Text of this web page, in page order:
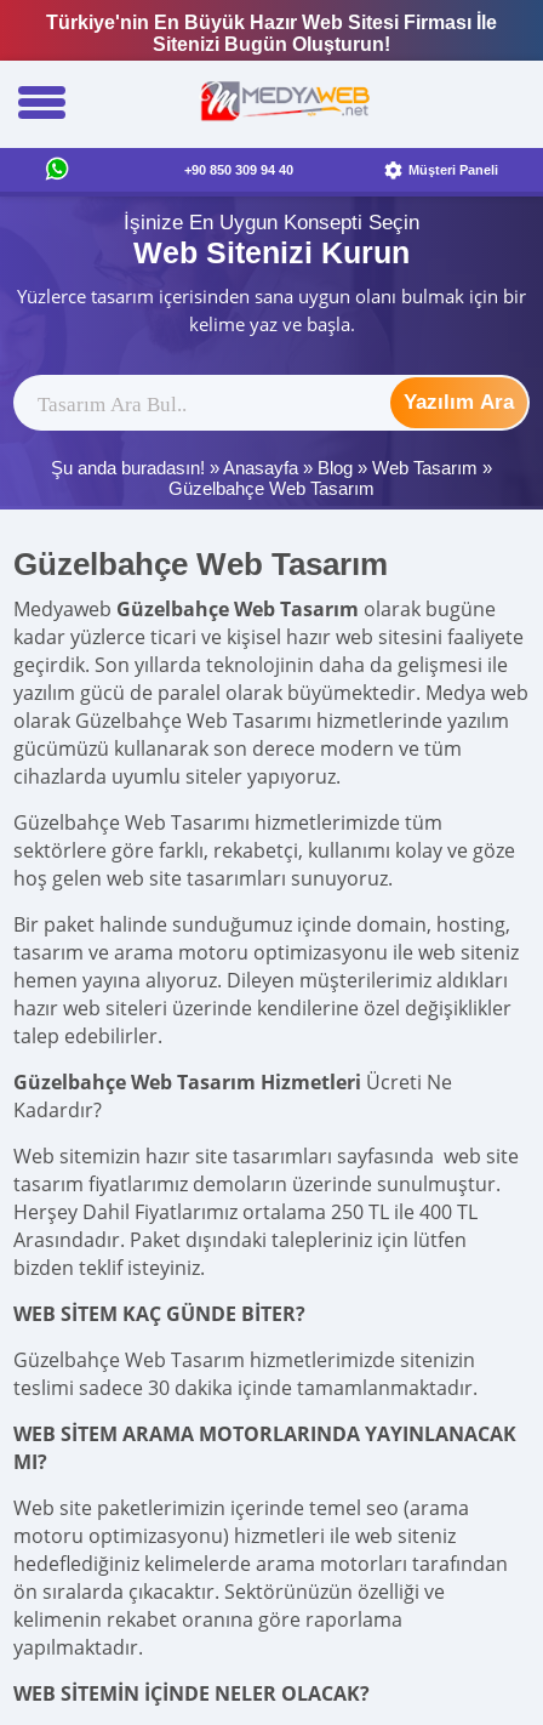
Türkiye'nin En Büyük Hazır Web Sitesi Firması İle
Sitenizi Bugün Oluşturun!
+90 850 309 94 40 Müşteri Paneli
İşinize En Uygun Konsepti Seçin
Web Sitenizi Kurun
Yüzlerce tasarım içerisinden sana uygun olanı bulmak için bir
kelime yaz ve başla.
Yazılım Ara
Şu anda buradasın! »Anasayfa » Blog » Web Tasarım »
Güzelbahçe Web Tasarım
Güzelbahçe Web Tasarım
Medyaweb Güzelbahçe Web Tasarım olarak bugüne
kadar yüzlerce ticari ve kişisel hazır web sitesini faaliyete
geçirdik. Son yıllarda teknolojinin daha da gelişmesi ile
yazılım gücü de paralel olarak büyümektedir. Medya web
olarak Güzelbahçe Web Tasarımı hizmetlerinde yazılım
gücümüzü kullanarak son derece modern ve tüm
cihazlarda uyumlu siteler yapıyoruz.
Güzelbahçe Web Tasarımı hizmetlerimizde tüm
sektörlere göre farklı, rekabetçi, kullanımı kolay ve göze
hoş gelen web site tasarımları sunuyoruz.
Bir paket halinde sunduğumuz içinde domain, hosting,
tasarım ve arama motoru optimizasyonu ile web siteniz
hemen yayına alıyoruz. Dileyen müşterilerimiz aldıkları
hazır web siteleri üzerinde kendilerine özel değişiklikler
talep edebilirler.
Güzelbahçe Web Tasarım Hizmetleri Ücreti Ne
Kadardır?
Web sitemizin hazır site tasarımları sayfasında web site
tasarım fiyatlarımız demoların üzerinde sunulmuştur.
Herşey Dahil Fiyatlarımız ortalama 250 TL ile 400 TL
Arasındadır. Paket dışındaki talepleriniz için lütfen
bizden teklif isteyiniz.
WEB SİTEM KAÇ GÜNDE BİTER?
Güzelbahçe Web Tasarım hizmetlerimizde sitenizin
teslimi sadece 30 dakika içinde tamamlanmaktadır.
WEB SİTEM ARAMA MOTORLARINDA YAYINLANACAK
MI?
Web site paketlerimizin içerinde temel seo (arama
motoru optimizasyonu) hizmetleri ile web siteniz
hedeflediğiniz kelimelerde arama motorları tarafından
ön sıralarda çıkacaktır. Sektörünüzün özelliği ve
kelimenin rekabet oranına göre raporlama
yapılmaktadır.
WEB SİTEMİN İÇİNDE NELER OLACAK?